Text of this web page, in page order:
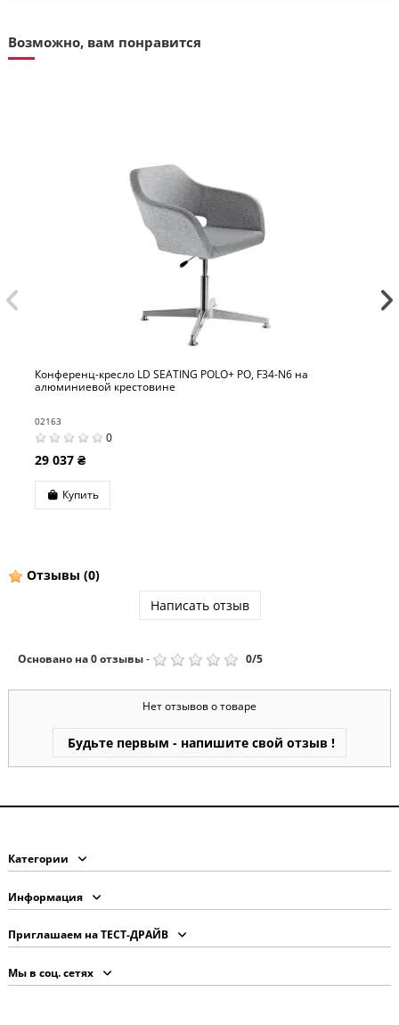
Возможно, вам понравится
кресло LD SEATING POLO+ PO, F34-N6 на
крестовине
0
037 ₴
Купить
Отзывы (0)
Написать отзыв
Основано на0отзывы- 0/5
Нет отзывов о товаре
Будьте первым - напишите свой отзыв !
Категории
Информация
Приглашаем на ТЕСТ-ДРАЙВ
Мы в соц. сетях